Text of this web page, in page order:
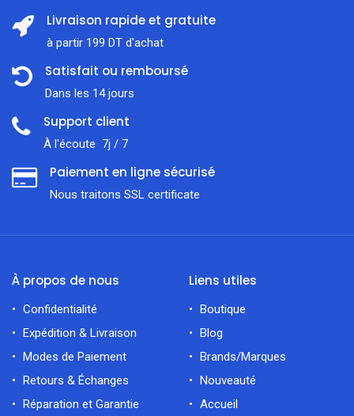
Livraison rapide et gratuite
à partir 199 DT d'achat
Satisfait ou remboursé
Dans les 14 jours
Support client
À l'écoute 7j / 7
Paiement en ligne sécurisé
Nous traitons SSL сertificate
À propos de nous
Confidentialité
Expédition & Livraison
Modes de Paiement
Retours & Échanges
Réparation et Garantie
Liens utiles
Boutique
Blog
Brands/Marques
Nouveauté
Accueil